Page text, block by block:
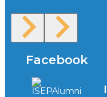
Facebook